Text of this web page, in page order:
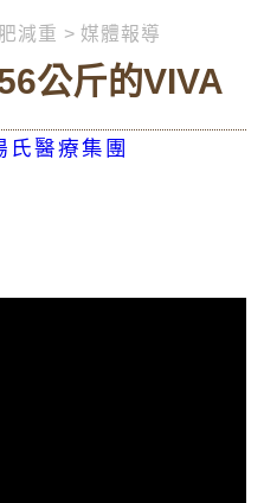
減重 媒體報導
公斤的VIVA
氏醫療集團